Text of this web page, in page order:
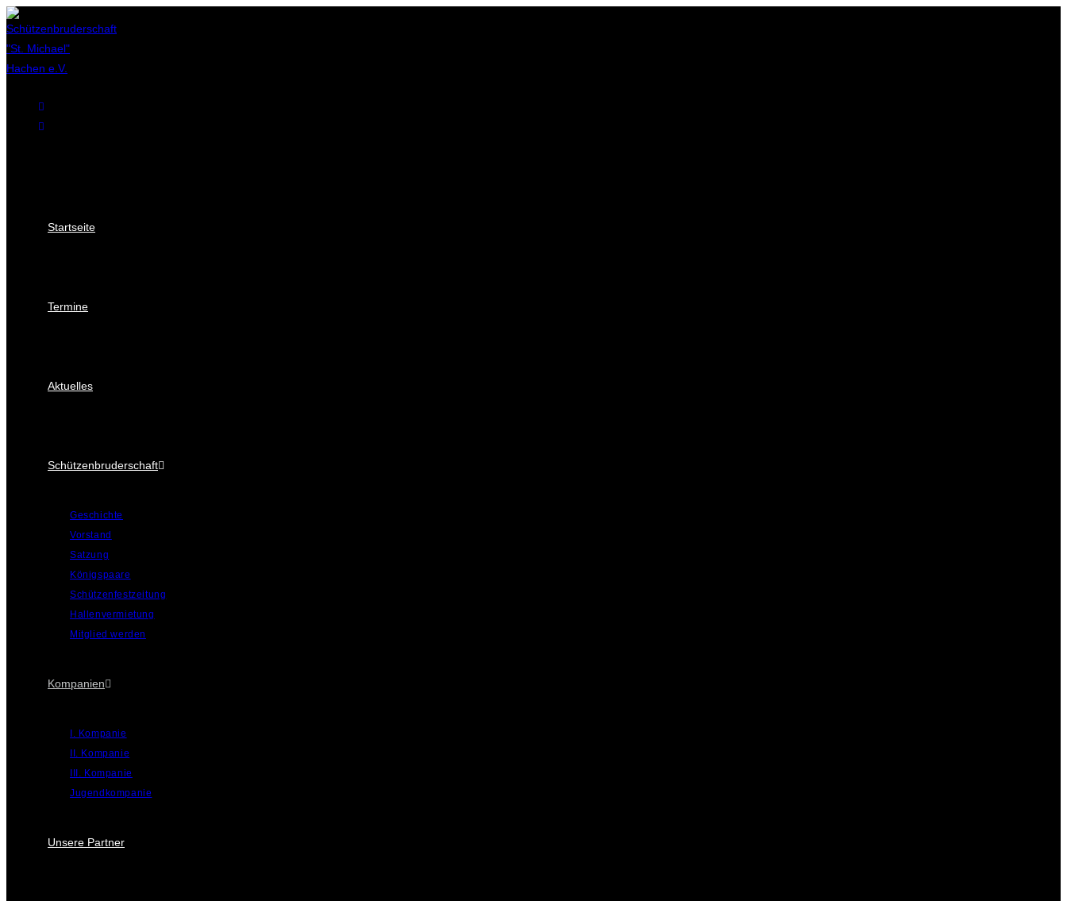
Startseite
Termine
Aktuelles
Schützenbruderschaft
Geschichte
Vorstand
Satzung
Königspaare
Schützenfestzeitung
Hallenvermietung
Mitglied werden
Kompanien
I. Kompanie
II. Kompanie
III. Kompanie
Jugendkompanie
Unsere Partner